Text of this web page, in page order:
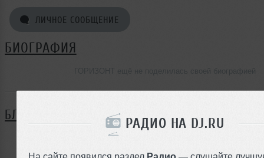
РАДИО НА DJ.RU
На сайте появился раздел Радио — слушайте
ЛИЧНОЕ СООБЩЕНИЕ
БИОГРАФИЯ
БЛОГ